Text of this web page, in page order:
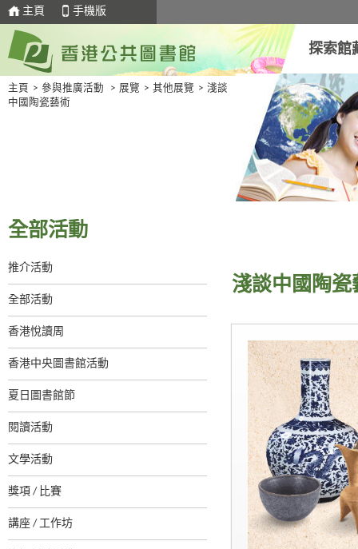
主頁 手機版
探索館
主頁 > 參與推廣活動 > 展覽 > 其他展覽 > 淺談
中國陶瓷藝術
全部活動
推介活動
全部活動
香港悅讀周
香港中央圖書館活動
夏日圖書館節
閱讀活動
文學活動
獎項 / 比賽
講座 / 工作坊
淺談中國陶瓷